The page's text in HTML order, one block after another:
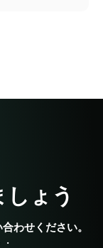
ょう
わせください。
.